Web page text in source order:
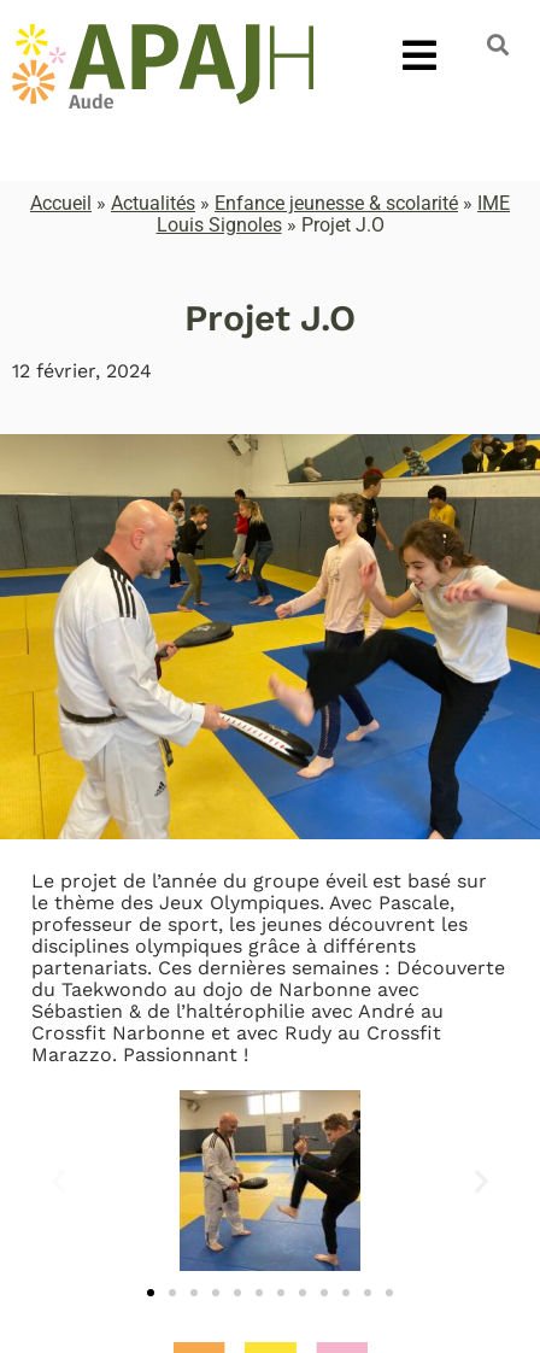
Accueil » Actualités » Enfance jeunesse & scolarité » IME
Louis Signoles» Projet J.O
Projet J.O
12 février, 2024
Le projet de l’année du groupe éveil est basé sur
le thème des Jeux Olympiques. Avec Pascale,
professeur de sport, les jeunes découvrent les
disciplines olympiques grâce à différents
partenariats. Ces dernières semaines : Découverte
du Taekwondo au dojo de Narbonne avec
Sébastien & de l’haltérophilie avec André au
Crossfit Narbonne et avec Rudy au Crossfit
Marazzo. Passionnant !